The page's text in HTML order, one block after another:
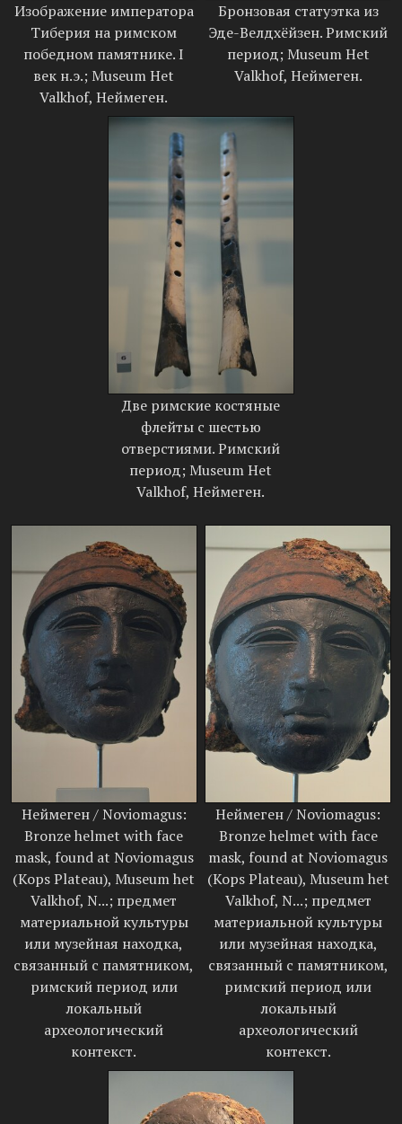
Изображение императора
Тиберия на римском
победном памятнике. I
век н.э.; Museum Het
Valkhof, Неймеген.
Бронзовая статуэтка из
Эде-Велдхёйзен. Римский
период; Museum Het
Valkhof, Неймеген.
Две римские костяные
флейты с шестью
отверстиями. Римский
период; Museum Het
Valkhof, Неймеген.
Неймеген / Noviomagus:
Bronze helmet with face
mask, found at Noviomagus
(Kops Plateau), Museum het
Valkhof, N...; предмет
материальной культуры
или музейная находка,
связанный с памятником,
римский период или
локальный
археологический
контекст.
Неймеген / Noviomagus:
Bronze helmet with face
mask, found at Noviomagus
(Kops Plateau), Museum het
Valkhof, N...; предмет
материальной культуры
или музейная находка,
связанный с памятником,
римский период или
локальный
археологический
контекст.